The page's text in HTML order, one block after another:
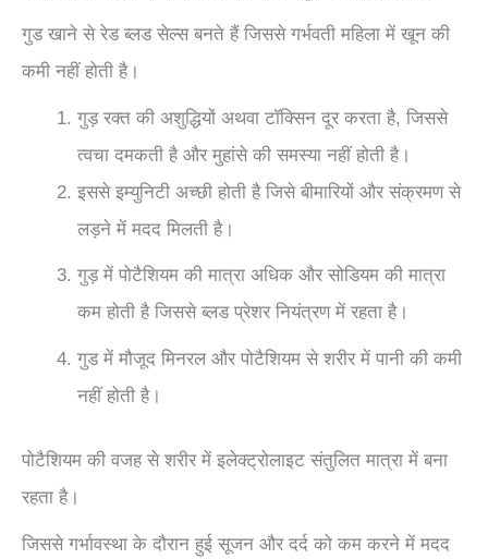
गुड खाने से रेड ब्लड सेल्स बनते हैं जिससे गर्भवती महिला में खून की
कमी नहीं होती है।
गुड़ रक्त की अशुद्धियों अथवा टॉक्सिन दूर करता है, जिससे
त्वचा दमकती है और मुहांसे की समस्या नहीं होती है।
इससे इम्युनिटी अच्छी होती है जिसे बीमारियों और संक्रमण से
लड़ने में मदद मिलती है।
गुड़ में पोटैशियम की मात्रा अधिक और सोडियम की मात्रा
कम होती है जिससे ब्लड प्रेशर नियंत्रण में रहता है।
गुड में मौजूद मिनरल और पोटैशियम से शरीर में पानी की कमी
नहीं होती है।
पोटैशियम की वजह से शरीर में इलेक्ट्रोलाइट संतुलित मात्रा में बना
रहता है।
जिससे गर्भावस्था के दौरान हुई सूजन और दर्द को कम करने में मदद